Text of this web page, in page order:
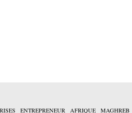
ENTREPRENEUR AFRIQUE MAGHREB